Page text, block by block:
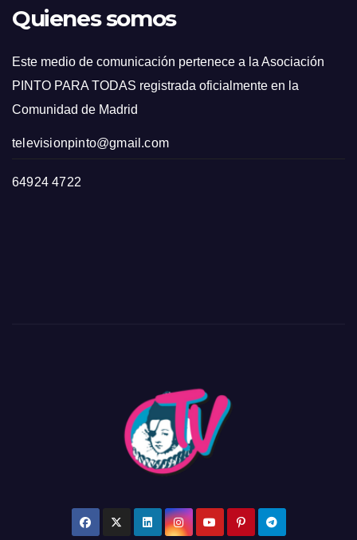
Quienes somos
Este medio de comunicación pertenece a la Asociación
PINTO PARA TODAS registrada oficialmente en la
Comunidad de Madrid
televisionpinto@gmail.com
64924 4722